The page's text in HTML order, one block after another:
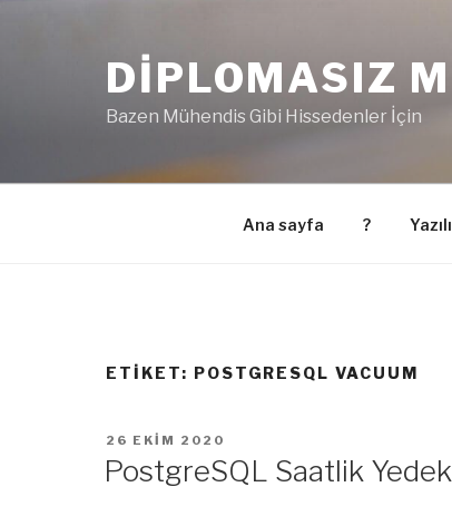
DIPLOMASIZ
Bazen Mühendis Gibi Hissedenler İçin
Ana sayfa ?
ETIKET: POSTGRESQL VACUUM
YAYIM
26 EKIM 2020
PostgreSQL Saatlik